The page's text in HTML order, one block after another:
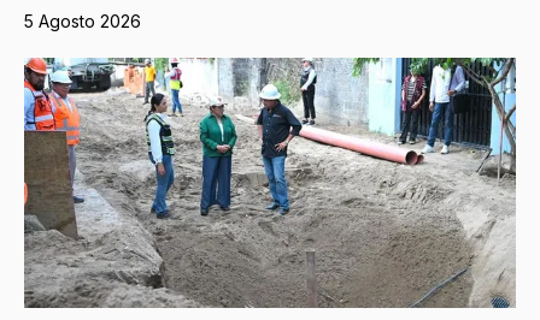
5 Agosto 2026